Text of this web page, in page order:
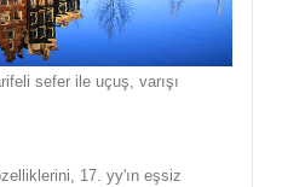
sefer ile uçuş, varışı
17. yy'ın eşsiz